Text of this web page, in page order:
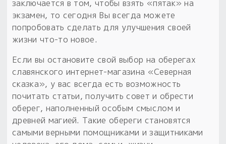
заключается в том, чтобы взять «пятак» на
экзамен, то сегодня Вы всегда можете
попробовать сделать для улучшения своей
жизни что-то новое.
Если вы остановите свой выбор на оберегах
славянского интернет-магазина «Северная
сказка», у вас всегда есть возможность
почитать статьи, получить совет и обрести
оберег, наполненный особым смыслом и
древней магией. Такие обереги становятся
самыми верными помощниками и защитниками